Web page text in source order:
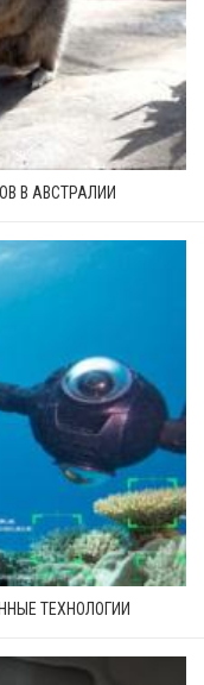
В АВСТРАЛИИ
ТЕХНОЛОГИИ